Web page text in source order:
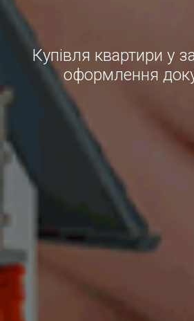
Купівля квартири у
оформлення